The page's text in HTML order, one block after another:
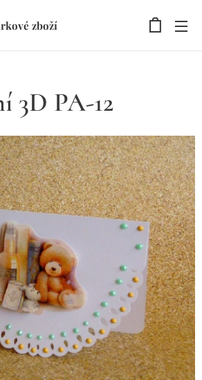
zboží
3D PA-12